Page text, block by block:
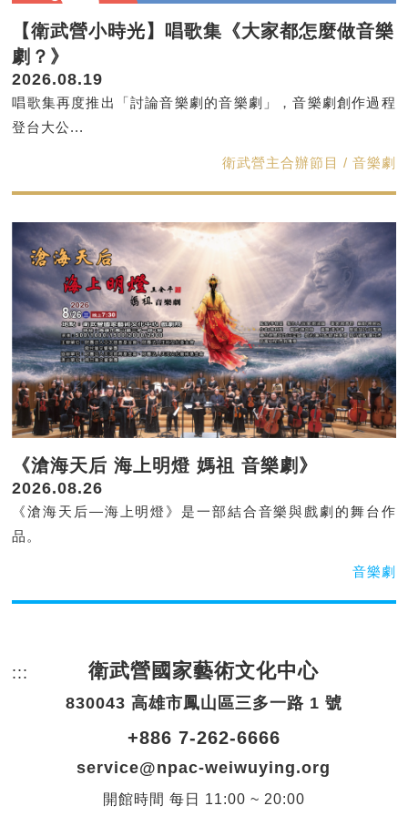
【衛武營小時光】唱歌集《大家都怎麼做音樂
劇？》
2026.08.19
唱歌集再度推出「討論音樂劇的音樂劇」，音樂劇創作過程
登台大公...
衛武營主合辦節目 / 音樂劇
《滄海天后 海上明燈 媽祖 音樂劇》
2026.08.26
《滄海天后—海上明燈》是一部結合音樂與戲劇的舞台作
品。
音樂劇
::: 頁尾網站資訊。
衛武營國家藝術文化中心
830043 高雄市鳳山區三多一路 1 號
+886 7-262-6666
service@npac-weiwuying.org
開館時間 每日 11:00 ~ 20:00